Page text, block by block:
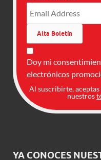
Doy mi
electrónicos
Al suscribirte,
nuestros
YA CONOCES